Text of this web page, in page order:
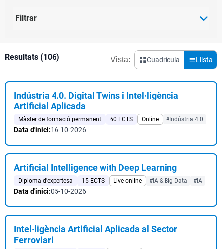
Filtrar
Resultats (106) Vista: Cuadrícula Llista
Indústria 4.0. Digital Twins i Intel·ligència
Artificial Aplicada
Màster de formació permanent 60 ECTS Online #Indústria 4.0
Data d'inici:16-10-2026
Artificial Intelligence with Deep Learning
Diploma d'expertesa 15 ECTS Live online #IA & Big Data #IA
Data d'inici:05-10-2026
Intel·ligència Artificial Aplicada al Sector
Ferroviari